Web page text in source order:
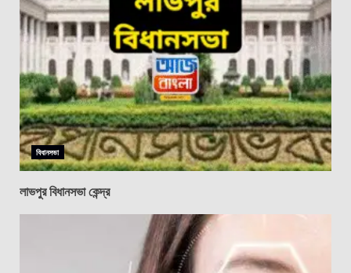
বিধানসভা
লাভপুর বিধানসভা কেন্দ্র